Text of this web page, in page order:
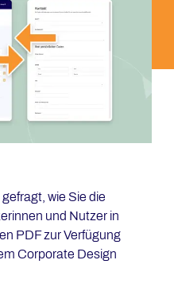
wie Sie die
und Nutzer in
PDF zur Verfügung
Corporate Design